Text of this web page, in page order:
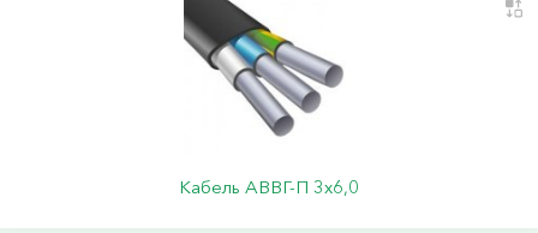
Кабель АВВГ-П 3х6,0